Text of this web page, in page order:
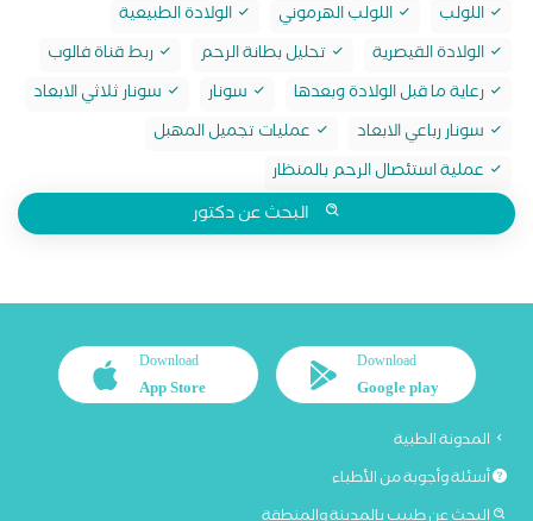
اللولب
اللولب الهرموني
الولادة الطبيعية
الولادة القيصرية
تحليل بطانة الرحم
ربط قناة فالوب
رعاية ما قبل الولادة وبعدها
سونار
سونار ثلاثي الابعاد
سونار رباعي الابعاد
عمليات تجميل المهبل
عملية استئصال الرحم بالمنظار
البحث عن دكتور
Download
Google play
Download
App Store
المدونة الطبية
أسئلة وأجوبة من الأطباء